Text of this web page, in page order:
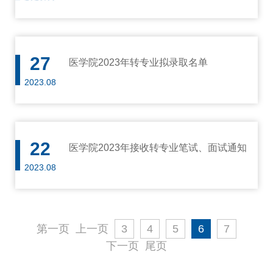
27
2023.08
医学院2023年转专业拟录取名单
22
2023.08
医学院2023年接收转专业笔试、面试通知
第一页 上一页 3 4 5 6
7
下一页
尾页